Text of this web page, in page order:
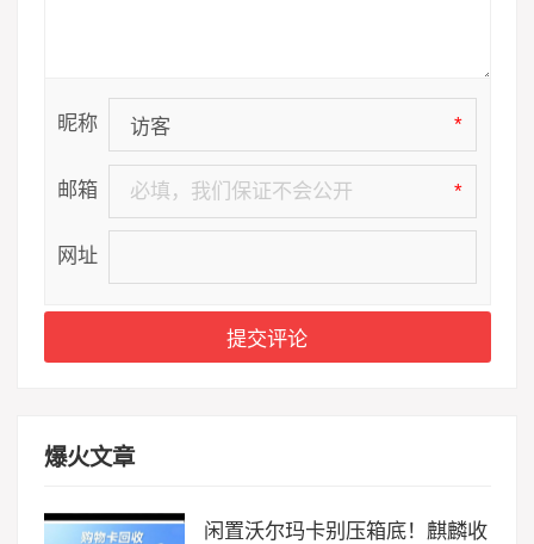
昵称 *
邮箱 *
网址
爆火文章
闲置沃尔玛卡别压箱底！麒麟收